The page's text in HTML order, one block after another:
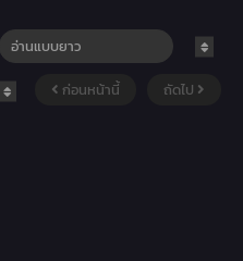
ก่อนหน้านี้ ถัดไป